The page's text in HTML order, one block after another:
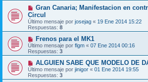
Gran Canaria; Manifestacion en
Circul
Último mensaje por josejag « 19 Ene 2014 15:22
Respuestas: 8
Frenos para el MK1
Último mensaje por flgm « 07 Ene 2014 00:16
Respuestas: 3
ALGUIEN SABE QUE MODELO DE
Último mensaje por jinigor « 01 Ene 2014 19:55
Respuestas: 3